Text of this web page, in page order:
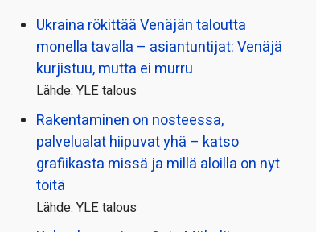
Ukraina rökittää Venäjän taloutta
monella tavalla – asiantuntijat: Venäjä
kurjistuu, mutta ei murru
Lähde: YLE talous
Rakentaminen on nosteessa,
palvelualat hiipuvat yhä – katso
grafiikasta missä ja millä aloilla on nyt
töitä
Lähde: YLE talous